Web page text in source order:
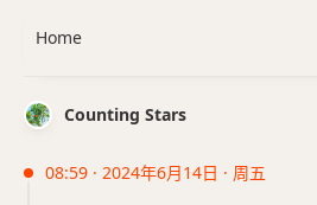
Counting Stars
08:59 · 2024年6月14日 · 周五
Home